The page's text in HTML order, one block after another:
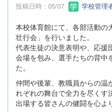
投稿日時 : 05/07 学校管理
本校体育館にて、各部活動の
壮行会」を行いました。
代表生徒の決意表明や、応援
会場を包み、選手たちの背中
た。
仲間や後輩、教職員からの温
れぞれの舞台で全力を尽くす
出場する皆さんの健闘を心よ